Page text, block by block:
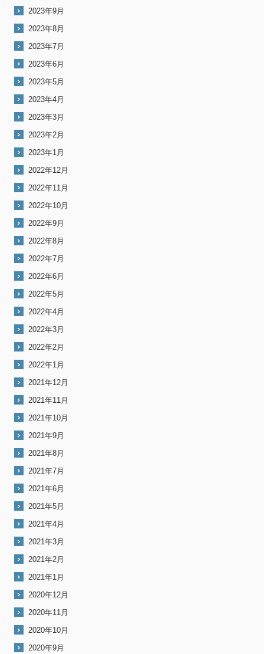
2023年9月
2023年8月
2023年7月
2023年6月
2023年5月
2023年4月
2023年3月
2023年2月
2023年1月
2022年12月
2022年11月
2022年10月
2022年9月
2022年8月
2022年7月
2022年6月
2022年5月
2022年4月
2022年3月
2022年2月
2022年1月
2021年12月
2021年11月
2021年10月
2021年9月
2021年8月
2021年7月
2021年6月
2021年5月
2021年4月
2021年3月
2021年2月
2021年1月
2020年12月
2020年11月
2020年10月
2020年9月